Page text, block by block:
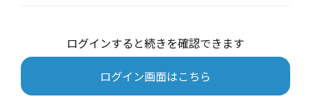
ログインすると続きを確認できます
ログイン画面はこちら